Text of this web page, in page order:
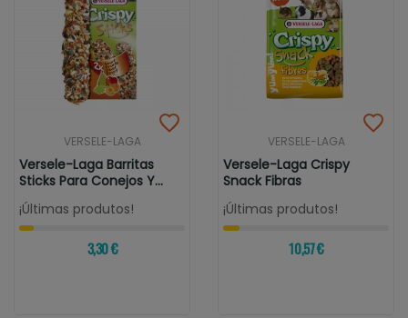
VERSELE-LAGA
Versele-Laga Barritas
Sticks Para Conejos Y
Cobayas...
¡Últimas produtos!
3,30 €
VERSELE-LAGA
Versele-Laga Crispy
Snack Fibras
¡Últimas produtos!
10,57 €